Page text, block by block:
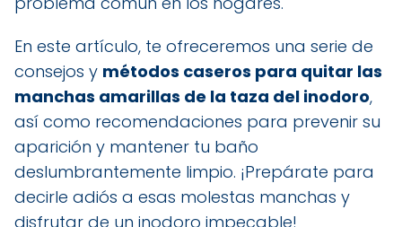
En este artículo, te ofreceremos una serie de
consejos y métodos caseros para quitar las
manchas amarillas de la taza del inodoro,
así como recomendaciones para prevenir su
aparición y mantener tu baño
deslumbrantemente limpio. ¡Prepárate para
decirle adiós a esas molestas manchas y
disfrutar de un inodoro impecable!